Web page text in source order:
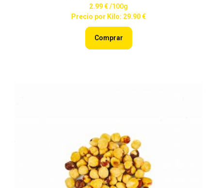
2.99 €/100g
Precio por Kilo: 29.90 €
Comprar